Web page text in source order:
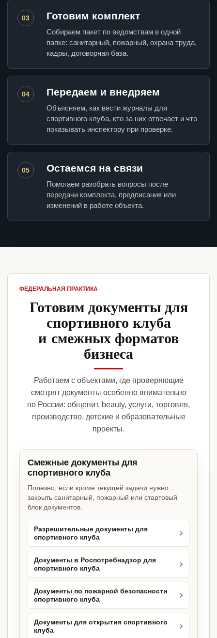
03 Готовим комплект
Собираем пакет по ведомствам в одной
папке: санитарный, пожарный, охрана труда,
кадры, договорная база.
04 Передаем и внедряем
Объясняем, как вести журналы для
спортивного клуба, кто за них отвечает и что
показывать инспектору при проверке.
05 Остаемся на связи
Помогаем разобрать вопросы после
передачи комплекта, предписания или
изменений в работе объекта.
ФЕДЕРАЛЬНАЯ ПРАКТИКА
Готовим документы для
спортивного клуба
и смежных форматов
бизнеса
Работаем с объектами, где проверяющие
смотрят документы особенно внимательно
по России: общепит, beauty, услуги, торговля,
производство, детские и образовательные
проекты.
Смежные документы для
спортивного клуба
Полезно, если кроме текущей задачи нужно
закрыть санитарный, пожарный или стартовый
блок документов.
Разрешительные документы для
спортивного клуба
Документы в Роспотребнадзор для
спортивного клуба
Документы по пожарной безопасности
спортивного клуба
Документы для открытия спортивного
клуба